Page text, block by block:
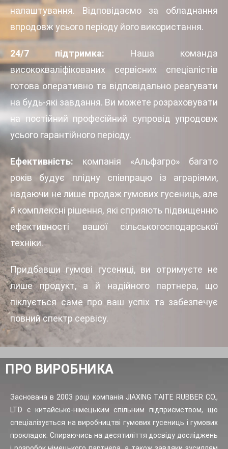
налаштування. Відповідаємо за обладнання
впродовж усього періоду його використання.
24/7 підтримка: Наша команда
висококваліфікованих сервісних спеціалістів
готова оперативно та відповідально реагувати
на будь-які завдання. Ви можете розраховувати
на постійний професійний супровід упродовж
усього гарантійного періоду.
Ефективність: компанія «Альфагро» багато
років будує плідну співпрацю із аграріями,
надаючи не лише продаж гумових гусениць, але
й комплексні рішення, які сприяють підвищенню
ефективності вашої сільськогосподарської
техніки.
Придбавши гумові гусениці, ви отримуєте не
лише продукт, а й надійного партнера, що
піклується саме про ваш успіх та забезпечує
повний спектр сервісу.
ПРО ВИРОБНИКА
Заснована в 2003 році компанія JIAXING TAITE RUBBER CO.,
LTD є китайсько-німецьким спільним підприємством, що
спеціалізується на виробництві гумових гусениць і гумових
прокладок. Спираючись на десятиліття досвіду досліджень